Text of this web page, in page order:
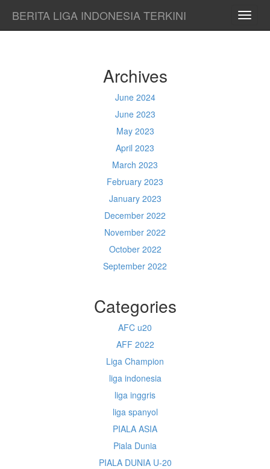
BERITA LIGA INDONESIA TERKINI
Archives
June 2024
June 2023
May 2023
April 2023
March 2023
February 2023
January 2023
December 2022
November 2022
October 2022
September 2022
Categories
AFC u20
AFF 2022
Liga Champion
liga indonesia
liga inggris
liga spanyol
PIALA ASIA
Piala Dunia
PIALA DUNIA U-20